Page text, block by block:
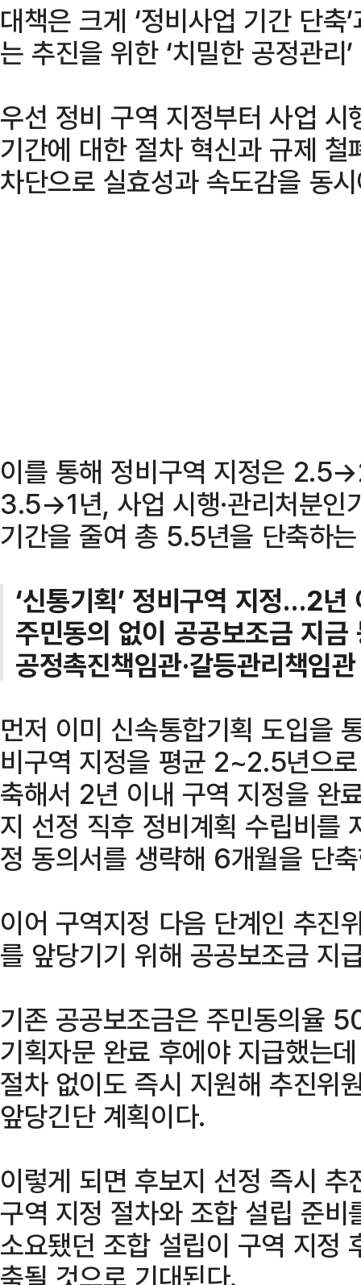
대책은 크게 ‘정비사업 기간 단
는 추진을 위한 ‘치밀한 공정관
우선 정비 구역 지정부터 사업
기간에 대한 절차 혁신과 규제
차단으로 실효성과 속도감을 동
이를 통해 정비구역 지정은
3.5→1년, 사업 시행·관리처분
기간을 줄여 총 5.5년을 단축하
‘신통기획’ 정비구역 지정…2년
주민동의 없이 공공보조금 지금
공정촉진책임관·갈등관리책임
먼저 이미 신속통합기획 도입을
비구역 지정을 평균 2~2.5년으
축해서 2년 이내 구역 지정을 완
지 선정 직후 정비계획 수립비를
정 동의서를 생략해 6개월을 단
이어 구역지정 다음 단계인 추진
를 앞당기기 위해 공공보조금 지
기존 공공보조금은 주민동의율
기획자문 완료 후에야 지급했는
절차 없이도 즉시 지원해 추진위
앞당긴단 계획이다.
이렇게 되면 후보지 선정 즉시
구역 지정 절차와 조합 설립 준
소요됐던 조합 설립이 구역 지정
축될 것으로 기대된다.